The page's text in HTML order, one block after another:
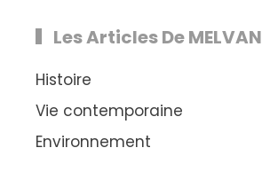
Les Articles De MELVAN
Histoire
Vie contemporaine
Environnement